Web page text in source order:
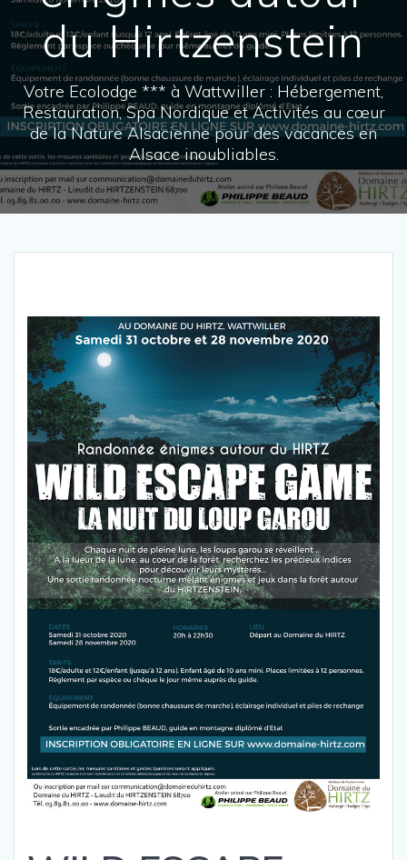
du Hirtzenstein
Votre Ecolodge *** à Wattwiller : Hébergement,
Restauration, Spa Nordique et Activités au cœur
de la Nature Alsacienne pour des vacances en
Alsace inoubliables.